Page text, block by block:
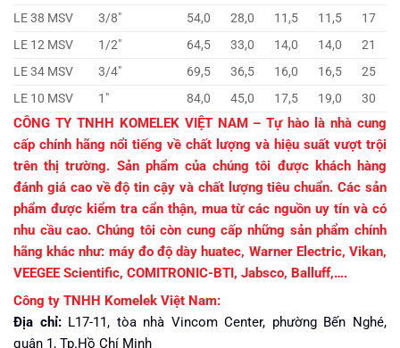
LE 38 MSV
3/8″ 54,0 28,0 11,5 11,5
17
LE 12 MSV
1/2″ 64,5 33,0 14,0 14,0
21
LE 34 MSV
3/4″ 69,5 36,5 16,0 16,5
25
LE 10 MSV
1″ 84,0 45,0 17,5 19,0 30
CÔNG TY TNHH KOMELEK VIỆT NAM – Tự hào là nhà cung
cấp chính hãng nổi tiếng về chất lượng và hiệu suất vượt trội
trên thị trường. Sản phẩm của chúng tôi được khách hàng
đánh giá cao về độ tin cậy và chất lượng tiêu chuẩn. Các sản
phẩm được kiểm tra cẩn thận, mua từ các nguồn uy tín và có
nhu cầu cao. Chúng tôi còn cung cấp những sản phẩm chính
hãng khác như: máy đo độ dày huatec, Warner Electric, Vikan,
VEEGEE Scientific, COMITRONIC-BTI, Jabsco, Balluff,….
Công ty TNHH Komelek Việt Nam:
Địa chỉ:L17-11, tòa nhà Vincom Center, phường Bến Nghé,
quận 1, Tp.Hồ Chí Minh